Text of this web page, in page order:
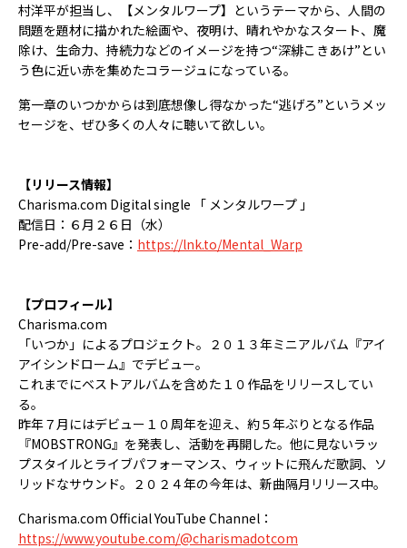
村洋平が担当し、【メンタルワープ】というテーマから、人間の
問題を題材に描かれた絵画や、夜明け、晴れやかなスタート、魔
除け、生命力、持続力などのイメージを持つ“深緋こきあけ”とい
う色に近い赤を集めたコラージュになっている。
第一章のいつかからは到底想像し得なかった“逃げろ”というメッ
セージを、ぜひ多くの人々に聴いて欲しい。
【リリース情報】
Charisma.com Digital single 「 メンタルワープ 」
配信日：６月２６日（水）
Pre-add/Pre-save： https://lnk.to/Mental_Warp
【プロフィール】
Charisma.com
「いつか」によるプロジェクト。２０１３年ミニアルバム『アイ
アイシンドローム』でデビュー。
これまでにベストアルバムを含めた１０作品をリリースしてい
る。
昨年７月にはデビュー１０周年を迎え、約５年ぶりとなる作品
『MOBSTRONG』を発表し、活動を再開した。他に見ないラッ
プスタイルとライブパフォーマンス、ウィットに飛んだ歌詞、ソ
リッドなサウンド。２０２４年の今年は、新曲隔月リリース中。
Charisma.com Official YouTube Channel：
https://www.youtube.com/@charismadotcom